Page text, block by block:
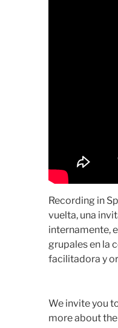
Recording in
vuelta, una
internamente,
grupales en la
facilitadora y
We invite you
more about